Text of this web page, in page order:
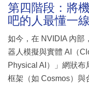
第四階段：將
吧的人最懂一
如今，在 NVIDIA 內部
器人模擬與實體 AI（
Physical AI）」網狀
框架（如 Cosmos）與